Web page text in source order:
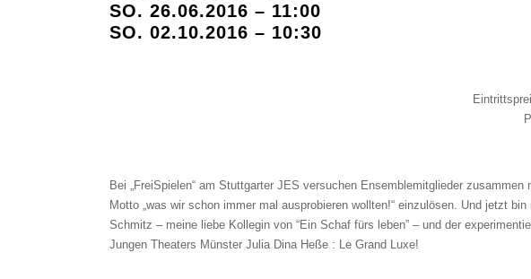
SO. 26.06.2016 – 11:00
SO. 02.10.2016 – 10:30
Bei „FreiSpielen“ am Stuttgarter JES versuchen Ensemblemitglieder zusammen
Motto „was wir schon immer mal ausprobieren wollten!“ einzulösen. Und jetzt
Schmitz – meine liebe Kollegin von “Ein Schaf fürs leben” – und der
Jungen Theaters Münster Julia Dina Heße : Le Grand Luxe!